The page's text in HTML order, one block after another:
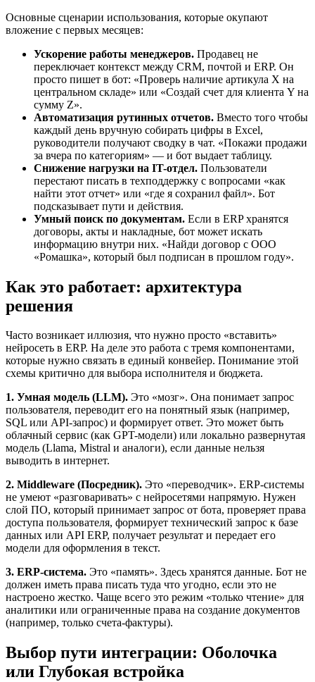
Основные сценарии использования, которые окупают
вложение с первых месяцев:
Ускорение работы менеджеров. Продавец не
переключает контекст между CRM, почтой и ERP. Он
просто пишет в бот: «Проверь наличие артикула Х на
центральном складе» или «Создай счет для клиента Y на
сумму Z».
Автоматизация рутинных отчетов. Вместо того чтобы
каждый день вручную собирать цифры в Excel,
руководители получают сводку в чат. «Покажи продажи
за вчера по категориям» — и бот выдает таблицу.
Снижение нагрузки на IT-отдел. Пользователи
перестают писать в техподдержку с вопросами «как
найти этот отчет» или «где я сохранил файл». Бот
подсказывает пути и действия.
Умный поиск по документам. Если в ERP хранятся
договоры, акты и накладные, бот может искать
информацию внутри них. «Найди договор с ООО
«Ромашка», который был подписан в прошлом году».
Как это работает: архитектура
решения
Часто возникает иллюзия, что нужно просто «вставить»
нейросеть в ERP. На деле это работа с тремя компонентами,
которые нужно связать в единый конвейер. Понимание этой
схемы критично для выбора исполнителя и бюджета.
1. Умная модель (LLM). Это «мозг». Она понимает запрос
пользователя, переводит его на понятный язык (например,
SQL или API-запрос) и формирует ответ. Это может быть
облачный сервис (как GPT-модели) или локально развернутая
модель (Llama, Mistral и аналоги), если данные нельзя
выводить в интернет.
2. Middleware (Посредник). Это «переводчик». ERP-системы
не умеют «разговаривать» с нейросетями напрямую. Нужен
слой ПО, который принимает запрос от бота, проверяет права
доступа пользователя, формирует технический запрос к базе
данных или API ERP, получает результат и передает его
модели для оформления в текст.
3. ERP-система. Это «память». Здесь хранятся данные. Бот не
должен иметь права писать туда что угодно, если это не
настроено жестко. Чаще всего это режим «только чтение» для
аналитики или ограниченные права на создание документов
(например, только счета-фактуры).
Выбор пути интеграции: Оболочка
или Глубокая встройка